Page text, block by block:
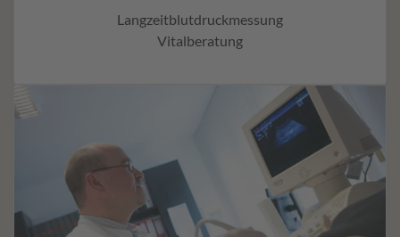
Langzeitblutdruckmessung
Vitalberatung